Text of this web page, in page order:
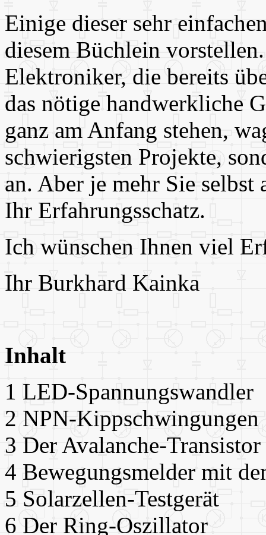
Einige dieser sehr
diesem Büchlein
Elektroniker, die bereits
das nötige handwerkliche
ganz am Anfang stehen,
schwierigsten Projekte,
an. Aber je mehr Sie
Ihr Erfahrungsschatz.
Ich wünschen Ihnen viel
Ihr Burkhard Kainka
Inhalt
1 LED-Spannungswandler
2 NPN-Kippschwingungen
3 Der Avalanche-Transistor
4 Bewegungsmelder mit
5 Solarzellen-Testgerät
6 Der Ring-Oszillator